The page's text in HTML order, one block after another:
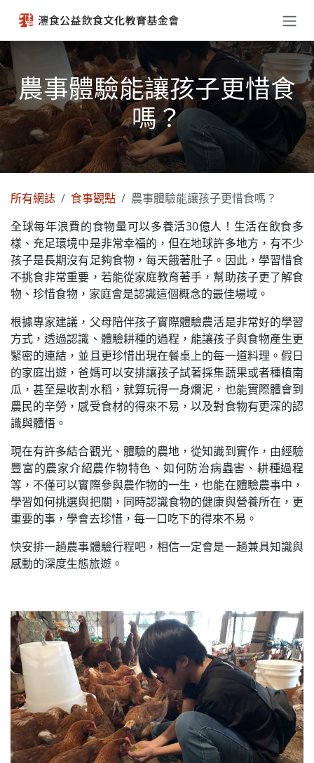
農事體驗能讓孩子更惜食
嗎？
所有網誌 食事觀點
農事體驗能讓孩子更惜食嗎？
全球每年浪費的食物量可以多養活30億人！生活在飲食多
樣、充足環境中是非常幸福的，但在地球許多地方，有不少
孩子是長期沒有足夠食物，每天餓著肚子。因此，學習惜食
不挑食非常重要，若能從家庭教育著手，幫助孩子更了解食
物、珍惜食物，家庭會是認識這個概念的最佳場域。
根據專家建議，父母陪伴孩子實際體驗農活是非常好的學習
方式，透過認識、體驗耕種的過程，能讓孩子與食物產生更
緊密的連結，並且更珍惜出現在餐桌上的每一道料理。假日
的家庭出遊，爸媽可以安排讓孩子試著採集蔬果或者種植南
瓜，甚至是收割水稻，就算玩得一身爛泥，也能實際體會到
農民的辛勞，感受食材的得來不易，以及對食物有更深的認
識與體悟。
現在有許多結合觀光、體驗的農地，從知識到實作，由經驗
豐富的農家介紹農作物特色、如何防治病蟲害、耕種過程
等，不僅可以實際參與農作物的一生，也能在體驗農事中，
學習如何挑選與把關，同時認識食物的健康與營養所在，更
重要的事，學會去珍惜，每一口吃下的得來不易。
快安排一趟農事體驗行程吧，相信一定會是一趟兼具知識與
感動的深度生態旅遊。